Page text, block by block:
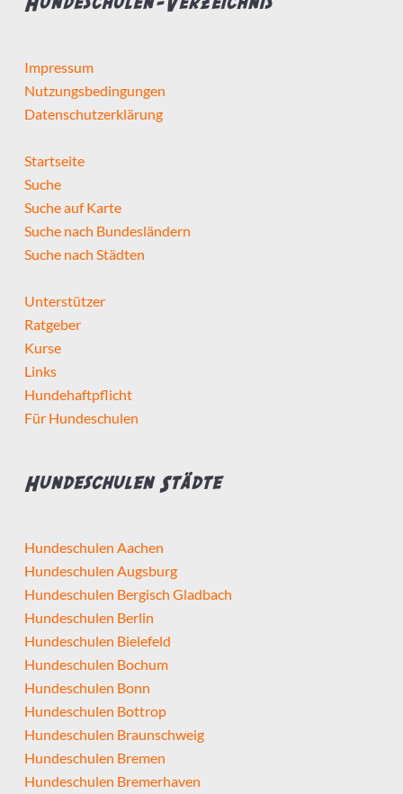
Impressum
Nutzungsbedingungen
Datenschutzerklärung
Startseite
Suche
Suche auf Karte
Suche nach Bundesländern
Suche nach Städten
Unterstützer
Ratgeber
Kurse
Links
Hundehaftpflicht
Für Hundeschulen
Hundeschulen Städte
Hundeschulen Aachen
Hundeschulen Augsburg
Hundeschulen Bergisch Gladbach
Hundeschulen Berlin
Hundeschulen Bielefeld
Hundeschulen Bochum
Hundeschulen Bonn
Hundeschulen Bottrop
Hundeschulen Braunschweig
Hundeschulen Bremen
Hundeschulen Bremerhaven